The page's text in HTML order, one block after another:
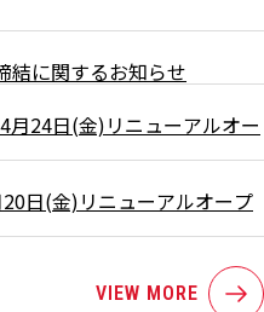
結に関するお知らせ
月24日(金)リニューアルオー
日(金)リニューアルオープ
VIEW MORE